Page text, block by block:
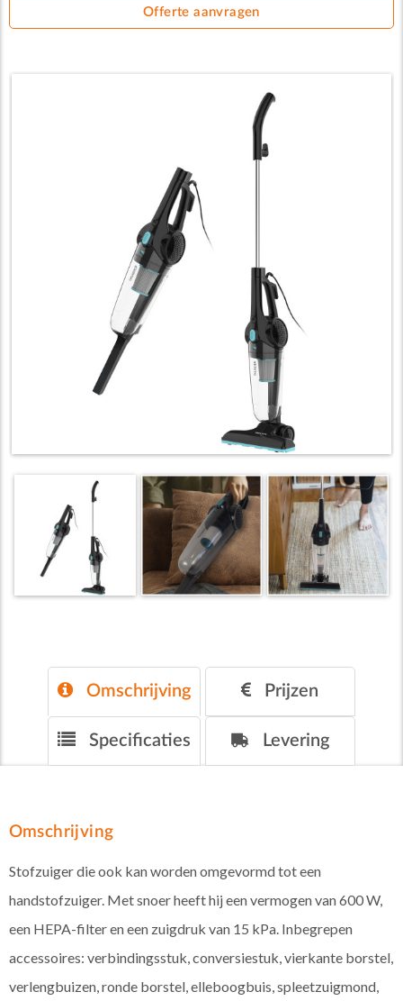
Offerte aanvragen
Omschrijving Prijzen
Specificaties Levering
Omschrijving
Stofzuiger die ook kan worden omgevormd tot een
handstofzuiger. Met snoer heeft hij een vermogen van 600 W,
een HEPA-filter en een zuigdruk van 15 kPa. Inbegrepen
accessoires: verbindingsstuk, conversiestuk, vierkante borstel,
verlengbuizen, ronde borstel, elleboogbuis, spleetzuigmond,